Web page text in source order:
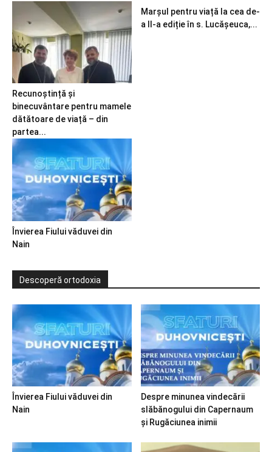
Recunoștință și
binecuvântare pentru mamele
dătătoare de viață – din
partea...
Marșul pentru viață la cea de-
a II-a ediție în s. Lucășeuca,...
Învierea Fiului văduvei din
Nain
Descoperă ortodoxia
Învierea Fiului văduvei din
Nain
Despre minunea vindecării
slăbănogului din Capernaum
și Rugăciunea inimii